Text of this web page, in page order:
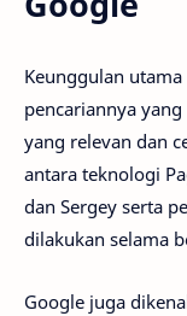
Keunggulan
pencariannya
yang relevan dan
antara teknologi
dan Sergey serta
dilakukan selama
Google juga